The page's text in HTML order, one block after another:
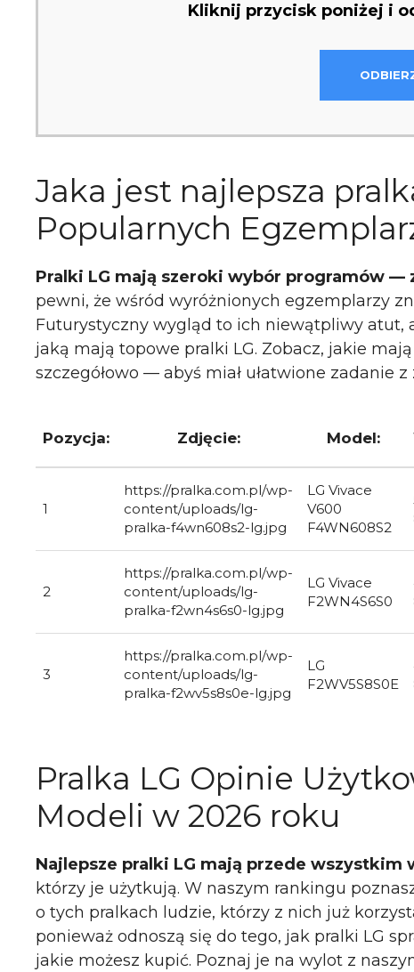
Kliknij przycisk poniżej i
Jaka jest najlepsza
Popularnych
Pralki LG mają szeroki wybór programów —
pewni, że wśród wyróżnionych egzemplarzy
Futurystyczny wygląd to ich niewątpliwy atut,
jaką mają topowe pralki LG. Zobacz, jakie
szczegółowo — abyś miał ułatwione zadanie
Pozycja: Zdjęcie: Model:
1
https://pralka.com.pl/wp-
content/uploads/lg-
pralka-f4wn608s2-lg.jpg
LG Vivace
V600
F4WN608S2
2
https://pralka.com.pl/wp-
content/uploads/lg-
pralka-f2wn4s6s0-lg.jpg
LG Vivace
F2WN4S6S0
3
https://pralka.com.pl/wp-
content/uploads/lg-
pralka-f2wv5s8s0e-lg.jpg
LG
F2WV5S8S0E
Pralka LG Opinie
Modeli w 2026 roku
Najlepsze pralki LG mają przede
którzy je użytkują. W naszym rankingu
o tych pralkach ludzie, którzy z nich już
ponieważ odnoszą się do tego, jak pralki LG
jakie możesz kupić. Poznaj je na wylot z